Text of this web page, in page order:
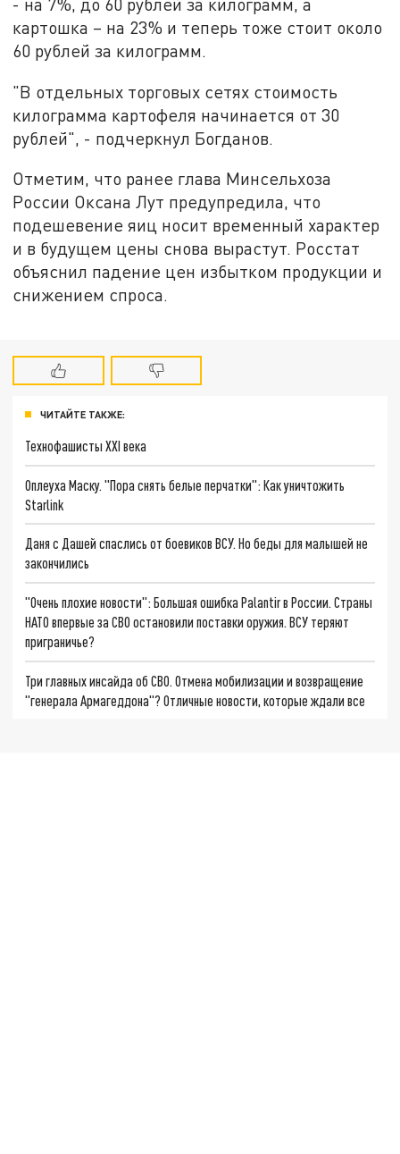
картошка – на 23% и теперь тоже стоит около
60 рублей за килограмм.
"В отдельных торговых сетях стоимость
килограмма картофеля начинается от 30
рублей", - подчеркнул Богданов.
Отметим, что ранее глава Минсельхоза
России Оксана Лут предупредила, что
подешевение яиц носит временный характер
и в будущем цены снова вырастут. Росстат
объяснил падение цен избытком продукции и
снижением спроса.
ЧИТАЙТЕ ТАКЖЕ:
Технофашисты XXI века
Оплеуха Маску. "Пора снять белые перчатки": Как уничтожить
Starlink
Даня с Дашей спаслись от боевиков ВСУ. Но беды для малышей не
закончились
"Очень плохие новости": Большая ошибка Palantir в России. Страны
НАТО впервые за СВО остановили поставки оружия. ВСУ теряют
приграничье?
Три главных инсайда об СВО. Отмена мобилизации и возвращение
"генерала Армагеддона"? Отличные новости, которые ждали все